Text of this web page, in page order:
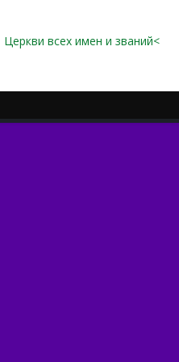
Церкви всех имен и званий<